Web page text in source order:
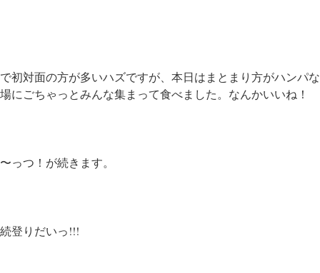
初対面の方が多いハズですが、本日はまとまり方がハンパな
にごちゃっとみんな集まって食べました。なんかいいね！
っつ！が続きます。
登りだいっ!!!